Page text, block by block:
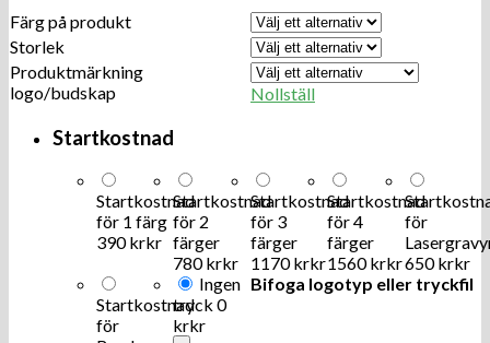
Färg på produkt
Storlek
Produktmärkning
logo/budskap
Nollställ
Startkostnad
Startkostnad
för 1 färg
390 krkr
Startkostnad
för 2
färger
780 krkr
Startkostnad
för 3
färger
1170 krkr
Startkostnad
för 4
färger
1560 krkr
för
650 krkr
Startkostnad
för
Ingen
tryck 0
krkr
Bifoga logotyp eller tryckfil